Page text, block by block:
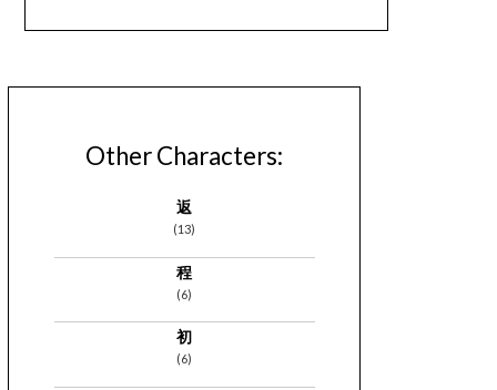
Other Characters:
返
(13)
程
(6)
初
(6)